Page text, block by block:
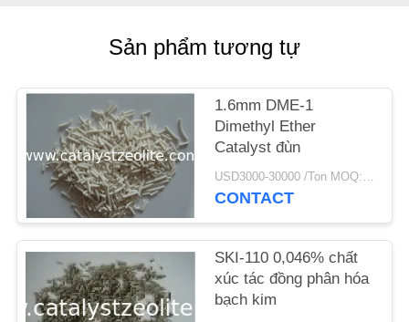
TÔI
TỨC
CÁC
TRƯỜNG
HỢP
Sản phẩm tương tự
1.6mm DME-1
Dimethyl Ether
Catalyst đùn
USD3000-30000 /Ton MOQ:1 kg
CONTACT
SKI-110 0,046% chất
xúc tác đồng phân hóa
bạch kim